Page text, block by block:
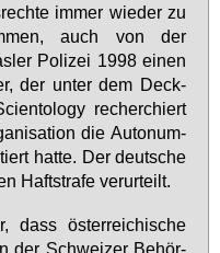
im­mer wie­der zu
auch von der
Po­li­zei 1998 ei­nen
der un­ter dem Deck­
re­cher­chiert
die Au­to­num­
hat­te. Der deut­sche
Haft­stra­fe ver­ur­teilt.
dass ös­ter­rei­chi­sche
der Schwei­zer Be­hör­